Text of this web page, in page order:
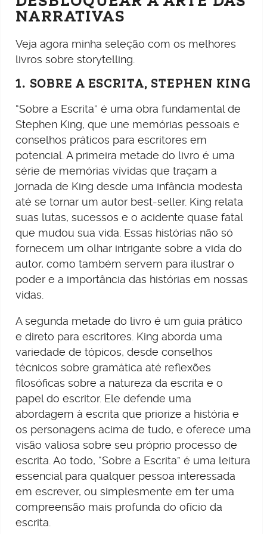
NARRATIVAS
Veja agora minha seleção com os melhores
livros sobre storytelling.
1. SOBRE A ESCRITA, STEPHEN KING
“Sobre a Escrita” é uma obra fundamental de
Stephen King, que une memórias pessoais e
conselhos práticos para escritores em
potencial. A primeira metade do livro é uma
série de memórias vívidas que traçam a
jornada de King desde uma infância modesta
até se tornar um autor best-seller. King relata
suas lutas, sucessos e o acidente quase fatal
que mudou sua vida. Essas histórias não só
fornecem um olhar intrigante sobre a vida do
autor, como também servem para ilustrar o
poder e a importância das histórias em nossas
vidas.
A segunda metade do livro é um guia prático
e direto para escritores. King aborda uma
variedade de tópicos, desde conselhos
técnicos sobre gramática até reflexões
filosóficas sobre a natureza da escrita e o
papel do escritor. Ele defende uma
abordagem à escrita que priorize a história e
os personagens acima de tudo, e oferece uma
visão valiosa sobre seu próprio processo de
escrita. Ao todo, “Sobre a Escrita” é uma leitura
essencial para qualquer pessoa interessada
em escrever, ou simplesmente em ter uma
compreensão mais profunda do ofício da
escrita.